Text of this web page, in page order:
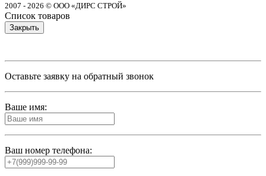
2007 - 2026 © ООО «ДИРС СТРОЙ»
Список товаров
Закрыть
Оставьте заявку на обратный звонок
Ваше имя:
Ваш номер телефона: